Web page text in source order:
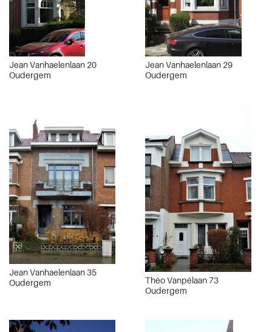
Jean Vanhaelenlaan 20
Oudergem
Jean Vanhaelenlaan 29
Oudergem
Jean Vanhaelenlaan 35
Oudergem
Théo Vanpélaan 73
Oudergem